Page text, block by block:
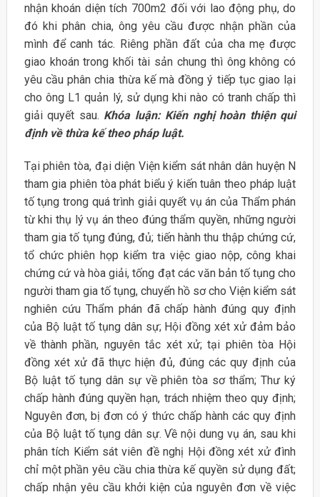
nhận khoán diện tích 700m2 đối với lao động phụ, do
đó khi phân chia, ông yêu cầu được nhận phần của
mình để canh tác. Riêng phần đất của cha mẹ được
giao khoán trong khối tài sản chung thì ông không có
yêu cầu phân chia thừa kế mà đồng ý tiếp tục giao lại
cho ông L1 quản lý, sử dụng khi nào có tranh chấp thì
giải quyết sau. Khóa luận: Kiến nghị hoàn thiện qui
định về thừa kế theo pháp luật.
Tại phiên tòa, đại diện Viện kiểm sát nhân dân huyện N
tham gia phiên tòa phát biểu ý kiến tuân theo pháp luật
tố tụng trong quá trình giải quyết vụ án của Thẩm phán
từ khi thụ lý vụ án theo đúng thẩm quyền, những người
tham gia tố tụng đúng, đủ; tiến hành thu thập chứng cứ,
tổ chức phiên họp kiểm tra việc giao nộp, công khai
chứng cứ và hòa giải, tống đạt các văn bản tố tụng cho
người tham gia tố tụng, chuyển hồ sơ cho Viện kiểm sát
nghiên cứu Thẩm phán đã chấp hành đúng quy định
của Bộ luật tố tụng dân sự; Hội đồng xét xử đảm bảo
về thành phần, nguyên tắc xét xử; tại phiên tòa Hội
đồng xét xử đã thực hiện đủ, đúng các quy định của
Bộ luật tố tụng dân sự về phiên tòa sơ thẩm; Thư ký
chấp hành đúng quyền hạn, trách nhiệm theo quy định;
Nguyên đơn, bị đơn có ý thức chấp hành các quy định
của Bộ luật tố tụng dân sự. Về nội dung vụ án, sau khi
phân tích Kiểm sát viên đề nghị Hội đồng xét xử đình
chỉ một phần yêu cầu chia thừa kế quyền sử dụng đất;
chấp nhận yêu cầu khởi kiện của nguyên đơn về việc